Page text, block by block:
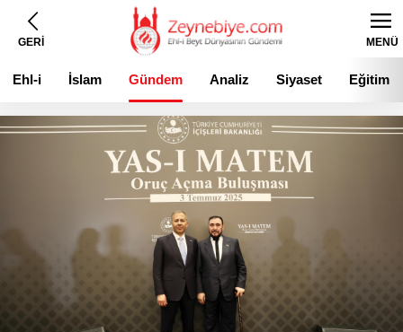
GERİ MENÜ
Ehl-i
Beyt
İslam Gündem Analiz Siyaset Eğitim